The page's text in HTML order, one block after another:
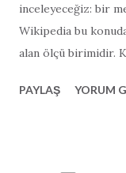
inceleyeceğiz: bir
Wikipedia bu
alan ölçü birimidir.
duyanlar için
PAYLAŞ YORUM